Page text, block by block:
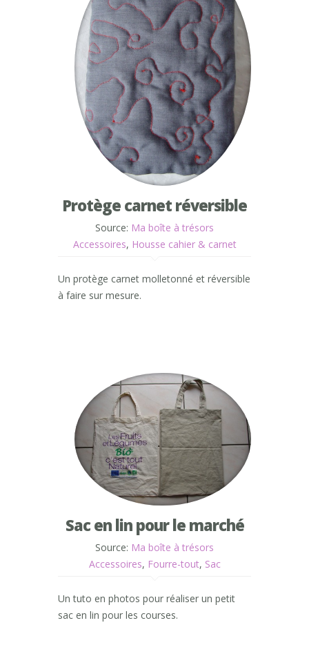
Protège carnet réversible
Source: Ma boîte à trésors
Accessoires, Housse cahier & carnet
Un protège carnet molletonné et réversible
à faire sur mesure.
Sac en lin pour le marché
Source: Ma boîte à trésors
Accessoires, Fourre-tout, Sac
Un tuto en photos pour réaliser un petit
sac en lin pour les courses.